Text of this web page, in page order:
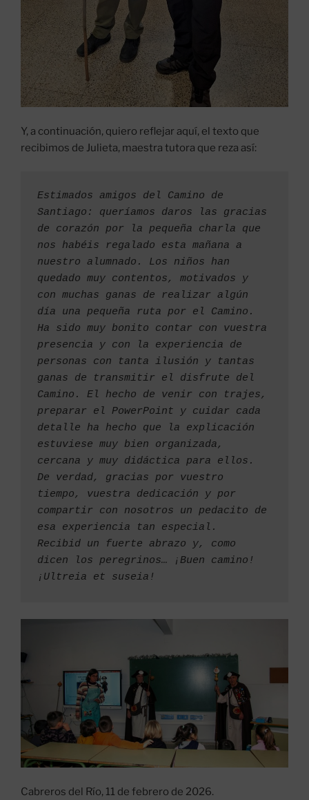
Y, a continuación, quiero reflejar aquí, el texto que
recibimos de Julieta, maestra tutora que reza así:
Estimados amigos del Camino de
Santiago: queríamos daros las gracias
de corazón por la pequeña charla que
nos habéis regalado esta mañana a
nuestro alumnado. Los niños han
quedado muy contentos, motivados y
con muchas ganas de realizar algún
día una pequeña ruta por el Camino.
Ha sido muy bonito contar con vuestra
presencia y con la experiencia de
personas con tanta ilusión y tantas
ganas de transmitir el disfrute del
Camino. El hecho de venir con trajes,
preparar el PowerPoint y cuidar cada
detalle ha hecho que la explicación
estuviese muy bien organizada,
cercana y muy didáctica para ellos.
De verdad, gracias por vuestro
tiempo, vuestra dedicación y por
compartir con nosotros un pedacito de
esa experiencia tan especial.
Recibid un fuerte abrazo y, como
dicen los peregrinos… ¡Buen camino!
¡Ultreia et suseia!
Cabreros del Río, 11 de febrero de 2026.